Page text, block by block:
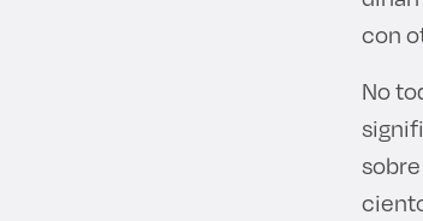
con
No